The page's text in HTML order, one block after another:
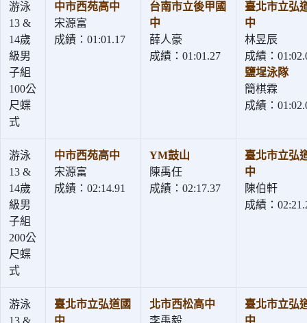
游泳
13 &
14歲
級男
子組
100公
尺蝶
式
中市西苑高中
宋源富
成績：01:01.17
台南市立後甲國
中
薛人豪
成績：01:01.27
臺北市立弘
中
林昱辰
成績：
鹽埕泳隊
簡棋霖
成績：
游泳
13 &
14歲
級男
子組
200公
尺蝶
式
中市西苑高中
宋源富
成績：02:14.91
YM鼓山
陳禹任
成績：02:17.37
臺北市立弘
中
陳伯軒
成績：
游泳
13 &
臺北市立弘道國
中
北市西松高中
李禹毅
臺北市立弘
中